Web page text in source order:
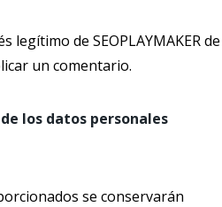
legítimo de SEOPLAYMAKER de
un comentario.
los datos personales
se conservarán